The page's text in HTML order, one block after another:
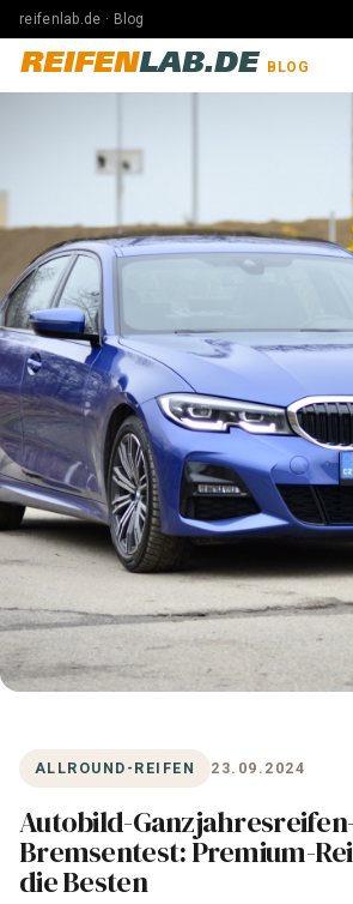
reifenlab.de · Blog
REIFENLAB.DE BLOG
ALLROUND-REIFEN 23.09.2024
Autobild-
Bremsentest: Premium-
die Besten